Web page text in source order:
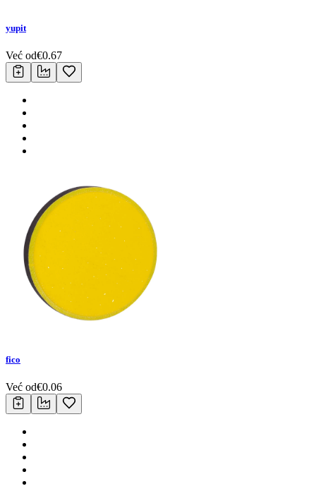
yupit
Već od€0.67
fico
Već od€0.06